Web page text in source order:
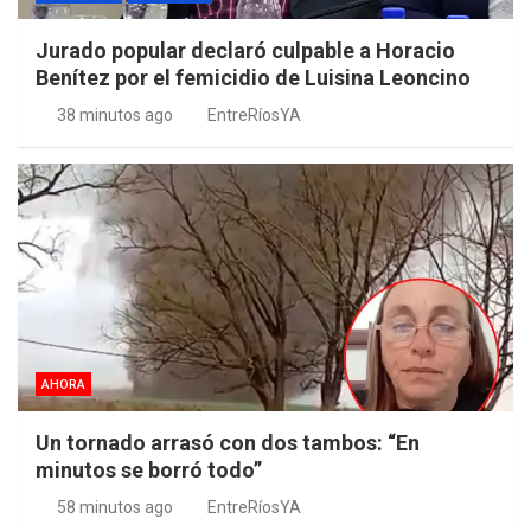
Jurado popular declaró culpable a Horacio
Benítez por el femicidio de Luisina Leoncino
38 minutos ago EntreRíosYA
AHORA
Un tornado arrasó con dos tambos: “En
minutos se borró todo”
58 minutos ago EntreRíosYA